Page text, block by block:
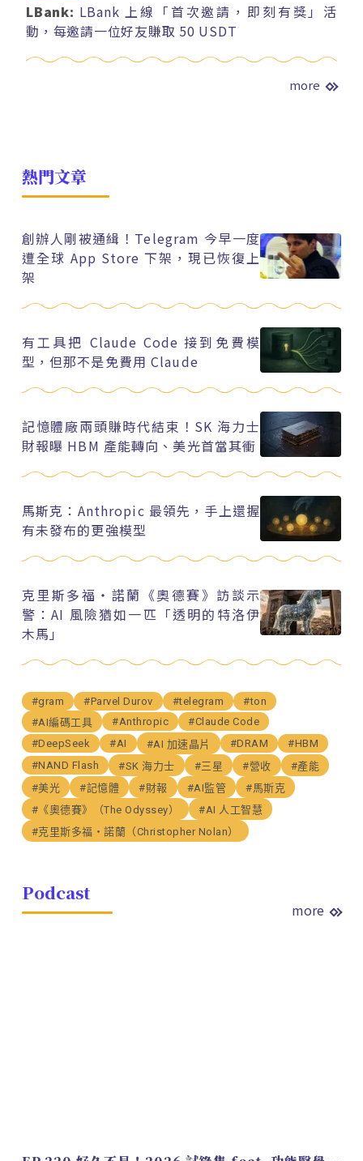
LBank: LBank 上線「首次邀請，即刻有獎」活
動，每邀請一位好友賺取 50 USDT
more
熱門文章
創辦人剛被通緝！Telegram 今早一度
遭全球 App Store 下架，現已恢復上
架
有工具把 Claude Code 接到免費模
型，但那不是免費用 Claude
記憶體廠兩頭賺時代結束！SK 海力士
財報曝 HBM 產能轉向、美光首當其衝
馬斯克：Anthropic 最領先，手上還握
有未發布的更強模型
克里斯多福・諾蘭《奧德賽》訪談示
警：AI 風險猶如一匹「透明的特洛伊
木馬」
#gram #Parvel Durov #telegram
#ton
#AI編碼工具
#Anthropic
#Claude Code
#DeepSeek
#AI #AI 加速晶片 #DRAM
#HBM
#NAND Flash
#SK 海力士 #三星 #營收
#產能
#美光
#記憶體 #財報 #AI監管
#馬斯克
#《奧德賽》（The Odyssey）
#AI 人工智慧
#克里斯多福・諾蘭（Christopher Nolan）
Podcast
more